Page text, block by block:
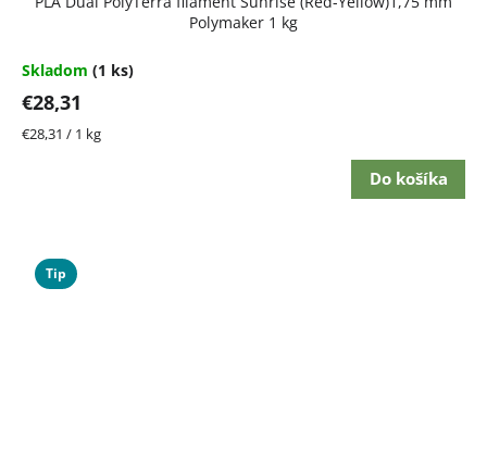
Polymaker 1 kg
Skladom (1 ks)
€28,31
Jednotková
€28,31 / 1 kg
Do košíka
Tip